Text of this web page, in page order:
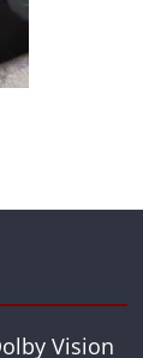
Vision